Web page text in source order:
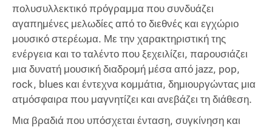
πολυσυλλεκτικό πρόγραμμα που συνδυάζει
αγαπημένες μελωδίες από το διεθνές και εγχώριο
μουσικό στερέωμα. Με την χαρακτηριστική της
ενέργεια και το ταλέντο που ξεχειλίζει, παρουσιάζει
μια δυνατή μουσική διαδρομή μέσα από jazz, pop,
rock, blues και έντεχνα κομμάτια, δημιουργώντας μια
ατμόσφαιρα που μαγνητίζει και ανεβάζει τη διάθεση.
Μια βραδιά που υπόσχεται ένταση, συγκίνηση και